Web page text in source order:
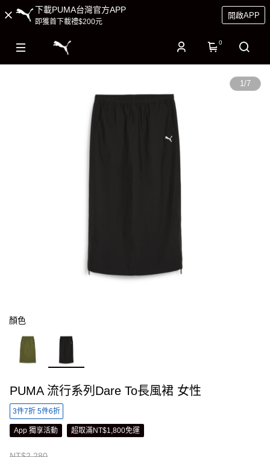
下載PUMA台灣官方APP
即獲首下載禮$200元
開啟APP
0
1/7
顏色
PUMA 流行系列Dare To長風裙 女性
3件7折 5件6折
App 獨享活動 超取滿NT$1,800免運